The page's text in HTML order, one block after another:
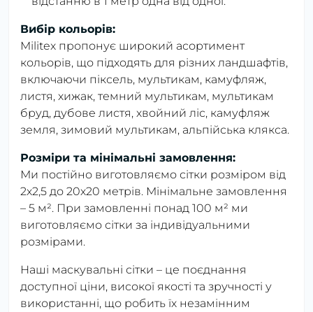
Вибір кольорів:
Militex пропонує широкий асортимент
кольорів, що підходять для різних ландшафтів,
включаючи піксель, мультикам, камуфляж,
листя, хижак, темний мультикам, мультикам
бруд, дубове листя, хвойний ліс, камуфляж
земля, зимовий мультикам, альпійська клякса.
Розміри та мінімальні замовлення:
Ми постійно виготовляємо сітки розміром від
2х2,5 до 20х20 метрів. Мінімальне замовлення
– 5 м². При замовленні понад 100 м² ми
виготовляємо сітки за індивідуальними
розмірами.
Наші маскувальні сітки – це поєднання
доступної ціни, високої якості та зручності у
використанні, що робить їх незамінним